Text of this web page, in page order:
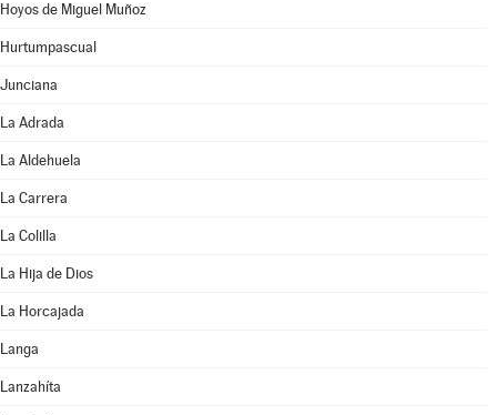
Hoyos de Miguel Muñoz
Hurtumpascual
Junciana
La Adrada
La Aldehuela
La Carrera
La Colilla
La Hija de Dios
La Horcajada
Langa
Lanzahíta